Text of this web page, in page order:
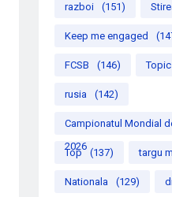
razboi (151)
Keep me engaged
FCSB (146)
rusia (142)
Campionatul Mondial
2026
Top (137) targu
Nationala (129)